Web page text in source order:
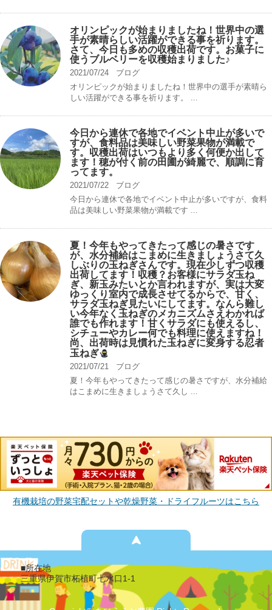
オリンピックが始まりましたね！世界中の選
手が素晴らしい活躍ができる事を祈ります。
さて、今日も多めの収穫出荷です。お菓子に
使うブルベリーを収穫始まりました♪
2021/07/24
ブログ
オリンピックが始まりましたね！世界中の選手が素晴ら
しい活躍ができる事を祈ります。 ...
今日から連休で各地でイベント中止が多いで
すが、食料品は美味しい野菜果物が満載で
す。収穫出荷はいつもより多く何便か出して
ます！穂が付く前の田圃が綺麗で、順調に育
ってます。
2021/07/22
ブログ
今日から連休で各地でイベント中止が多いですが、食料
品は美味しい野菜果物が満載です ...
夏！今年もやってきたって感じの暑さです
が、水分補給はこまめに生きましょうさて久
しぶりの玉ねぎさんです。現在少しずつ収穫
出荷してます！収穫？お客様にサラダ玉ね
ぎ、新玉みたいとか言われますが、実は大変
ゆっくり室内で成長させてるからで、甘く、
サラダ玉ねぎ見たいにしてます。なんら難し
い今年なく玉ねぎのメカニズムさえわかれば
誰でも作れます！甘くサラダにも使えるし、
シチューやカレー何でも料理に使えますね！
尚、出荷時は見慣れた玉ねぎに変身する忍者
玉ねぎ
2021/07/21
ブログ
夏！今年もやってきたって感じの暑さですが、水分補給
はこまめに生きましょうさて久し ...
有機栽培の野菜宅配セットや乾燥野菜・ドライフルーツはこちら
■所在地
三重県伊賀市柘植町七水口1-1